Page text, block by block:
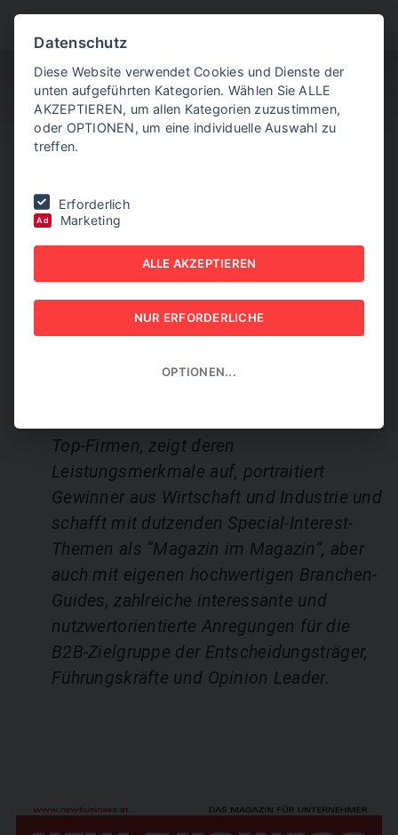
NEW BUSINESS - NR. 6,
JUNI 2024
NEW BUSINESS
Top-Firmen, zeigt deren
Leistungsmerkmale auf, portraitiert
Gewinner aus Wirtschaft und Industrie und
schafft mit dutzenden Special-Interest-
Themen als “Magazin im Magazin”, aber
auch mit eigenen hochwertigen Branchen-
Guides, zahlreiche interessante und
nutzwertorientierte Anregungen für die
B2B-Zielgruppe der Entscheidungsträger,
Führungskräfte und Opinion Leader.
Datenschutz
Diese Website verwendet Cookies und Dienste der
unten aufgeführten Kategorien. Wählen Sie ALLE
AKZEPTIEREN, um allen Kategorien zuzustimmen,
oder OPTIONEN, um eine individuelle Auswahl zu
treffen.
Erforderlich
Ad Marketing
ALLE AKZEPTIEREN
NUR ERFORDERLICHE
OPTIONEN...